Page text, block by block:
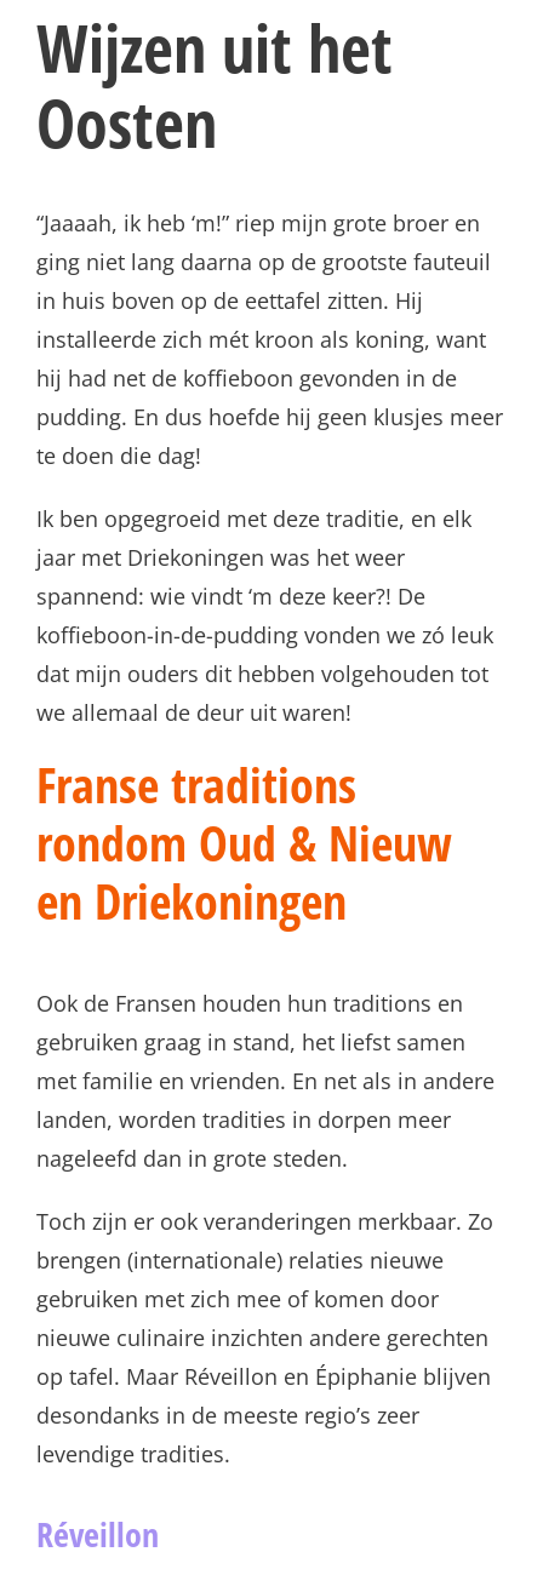
Wijzen uit het
Oosten
“Jaaaah, ik heb ‘m!” riep mijn grote broer en
ging niet lang daarna op de grootste fauteuil
in huis boven op de eettafel zitten. Hij
installeerde zich mét kroon als koning, want
hij had net de koffieboon gevonden in de
pudding. En dus hoefde hij geen klusjes meer
te doen die dag!
Ik ben opgegroeid met deze traditie, en elk
jaar met Driekoningen was het weer
spannend: wie vindt ‘m deze keer?! De
koffieboon-in-de-pudding vonden we zó leuk
dat mijn ouders dit hebben volgehouden tot
we allemaal de deur uit waren!
Franse traditions
rondom Oud & Nieuw
en Driekoningen
Ook de Fransen houden hun traditions en
gebruiken graag in stand, het liefst samen
met familie en vrienden. En net als in andere
landen, worden tradities in dorpen meer
nageleefd dan in grote steden.
Toch zijn er ook veranderingen merkbaar. Zo
brengen (internationale) relaties nieuwe
gebruiken met zich mee of komen door
nieuwe culinaire inzichten andere gerechten
op tafel. Maar Réveillon en Épiphanie blijven
desondanks in de meeste regio’s zeer
levendige tradities.
Réveillon